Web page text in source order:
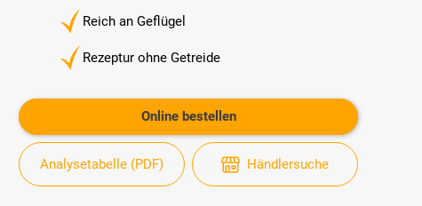
Reich an Geflügel
Rezeptur ohne Getreide
Online bestellen
Analysetabelle (PDF) Händlersuche